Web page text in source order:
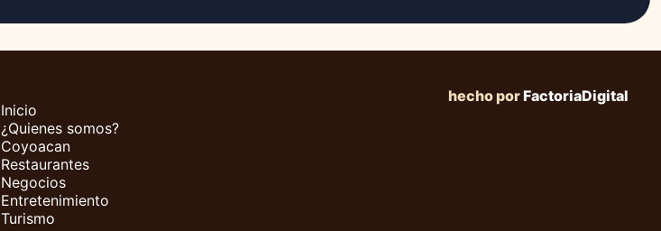
Inicio
¿Quienes somos?
Coyoacan
Restaurantes
Negocios
Entretenimiento
Turismo
hecho porFactoriaDigital